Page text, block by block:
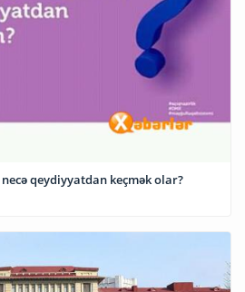
qeydiyyatdan keçmək olar?